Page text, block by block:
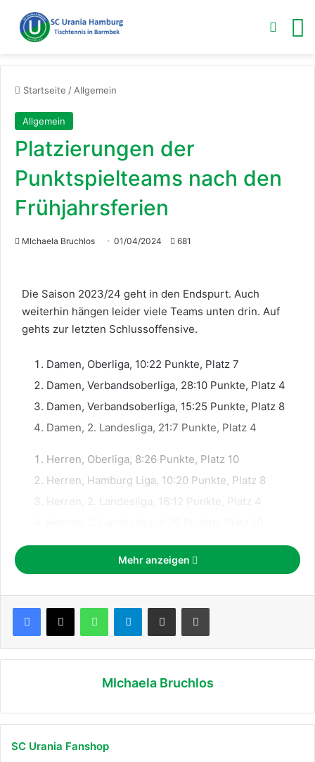
Startseite /Allgemein
Allgemein
Platzierungen der
Punktspielteams nach den
Frühjahrsferien
MIchaela Bruchlos 01/04/2024 681
Die Saison 2023/24 geht in den Endspurt. Auch
weiterhin hängen leider viele Teams unten drin. Auf
gehts zur letzten Schlussoffensive.
Damen, Oberliga, 10:22 Punkte, Platz 7
Damen, Verbandsoberliga, 28:10 Punkte, Platz 4
Damen, Verbandsoberliga, 15:25 Punkte, Platz 8
Damen, 2. Landesliga, 21:7 Punkte, Platz 4
Herren, Oberliga, 8:26 Punkte, Platz 10
Herren, Hamburg Liga, 10:20 Punkte, Platz 8
Herren, 2. Landesliga, 16:12 Punkte, Platz 4
Herren, 2. Bezirksliga, 12:20 Punkte, Platz 7
Herren, 1. Kreisliga, 29:9 Punkte, Platz 2
Herren, 1. Kreisliga, 14:22 Punkte, Platz 8
Herren, 2. Kreisliga, 20:10 Punkte, Platz 3
Herren, 4. Kreisliga, 22:14 Punkte, Platz 4
Mehr anzeigen
WhatsAppTelegramTeile per E-Mail Drucken
MIchaela Bruchlos
SC Urania Fanshop